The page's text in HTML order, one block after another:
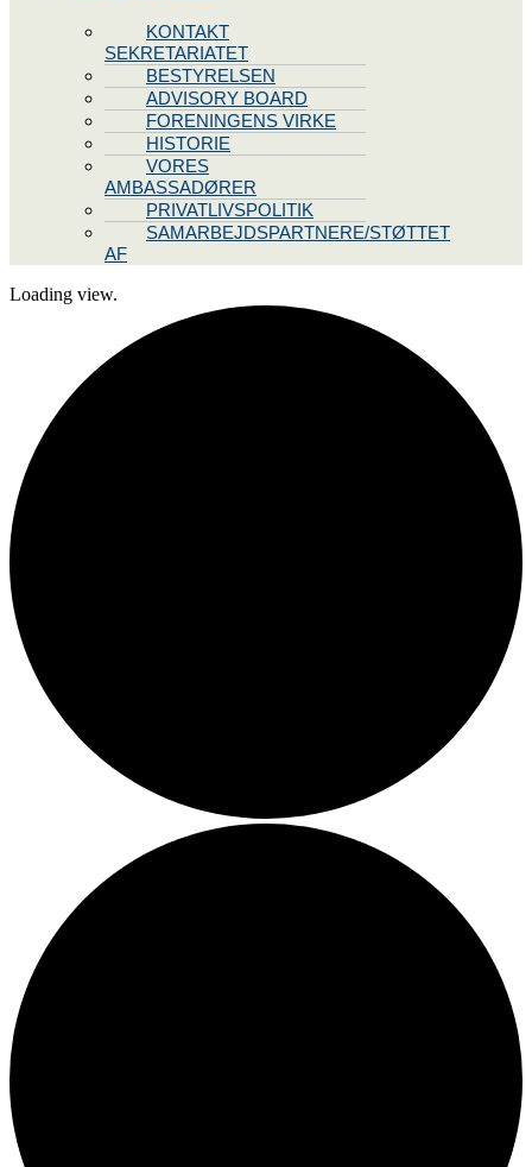
KONTAKT
SEKRETARIATET
BESTYRELSEN
ADVISORY BOARD
FORENINGENS VIRKE
HISTORIE
VORES
AMBASSADØRER
PRIVATLIVSPOLITIK
SAMARBEJDSPARTNERE/STØTTET
AF
Loading view.